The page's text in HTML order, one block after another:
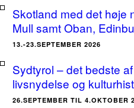
Skotland med det høje
Mull samt Oban,
13.-23.SEPTEMBER 2026
Sydtyrol – det bedste
livsnydelse og
26.SEPTEMBER TIL 4.OKTOBER